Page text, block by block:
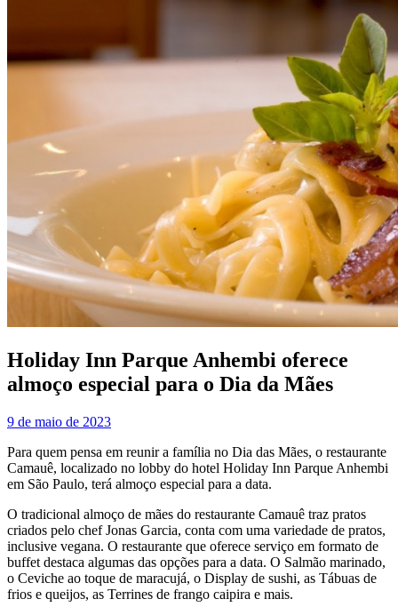
Holiday Inn Parque Anhembi oferece
almoço especial para o Dia da Mães
9 de maio de 2023
Para quem pensa em reunir a família no Dia das Mães, o restaurante
Camauê, localizado no lobby do hotel Holiday Inn Parque Anhembi
em São Paulo, terá almoço especial para a data.
O tradicional almoço de mães do restaurante Camauê traz pratos
criados pelo chef Jonas Garcia, conta com uma variedade de pratos,
inclusive vegana. O restaurante que oferece serviço em formato de
buffet destaca algumas das opções para a data. O Salmão marinado,
o Ceviche ao toque de maracujá, o Display de sushi, as Tábuas de
frios e queijos, as Terrines de frango caipira e mais.